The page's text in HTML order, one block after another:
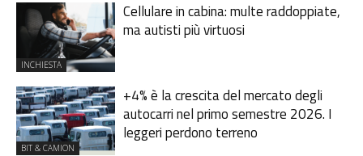
INCHIESTA
Cellulare in cabina: multe raddoppiate,
ma autisti più virtuosi
BIT & CAMION
+4% è la crescita del mercato degli
autocarri nel primo semestre 2026. I
leggeri perdono terreno